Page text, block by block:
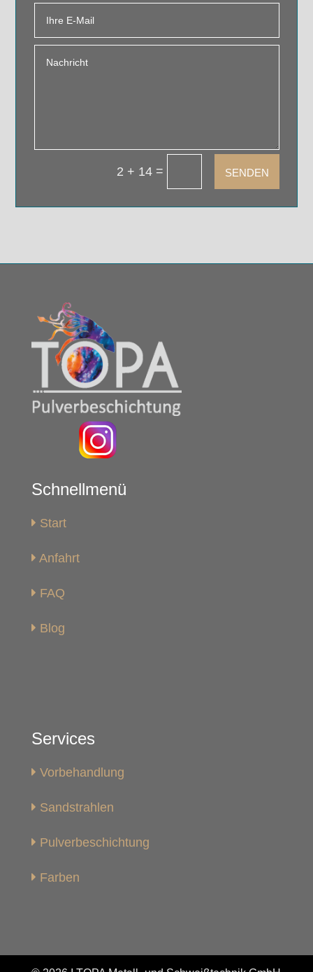
2 + 14= SENDEN
Schnellmenü
Start
Anfahrt
FAQ
Blog
Services
Vorbehandlung
Sandstrahlen
Pulverbeschichtung
Farben